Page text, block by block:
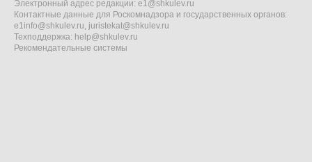
Электронный адрес редакции: e1@shkulev.ru
Контактные данные для Роскомнадзора и государственных органов:
e1info@shkulev.ru, juristekat@shkulev.ru
Техподдержка: help@shkulev.ru
Рекомендательные системы